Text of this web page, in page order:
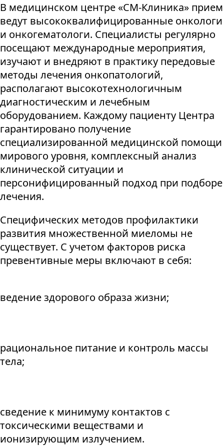
В медицинском центре «СМ-Клиника» прием
ведут высококвалифицированные онкологи
и онкогематологи. Специалисты регулярно
посещают международные мероприятия,
изучают и внедряют в практику передовые
методы лечения онкопатологий,
располагают высокотехнологичным
диагностическим и лечебным
оборудованием. Каждому пациенту Центра
гарантировано получение
специализированной медицинской помощи
мирового уровня, комплексный анализ
клинической ситуации и
персонифицированный подход при подборе
лечения.
Специфических методов профилактики
развития множественной миеломы не
существует. С учетом факторов риска
превентивные меры включают в себя:
ведение здорового образа жизни;
рациональное питание и контроль массы
тела;
сведение к минимуму контактов с
токсическими веществами и
ионизирующим излучением.